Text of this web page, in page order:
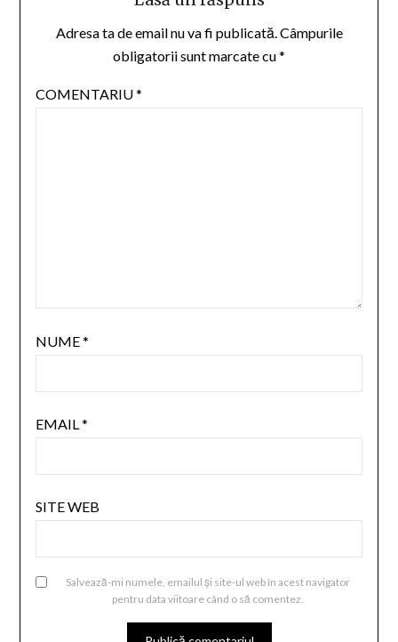
Adresa ta de email nu va fi publicată. Câmpurile
obligatorii sunt marcate cu*
COMENTARIU*
NUME*
EMAIL *
SITE WEB
Salvează-mi numele, emailul și site-ul web în acest navigator
pentru data viitoare când o să comentez.